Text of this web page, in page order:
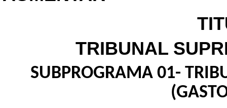
TRIBUNAL
SUBPROGRAMA 01-